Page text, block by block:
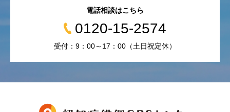
電話相談はこちら
0120-15-2574
受付：9：00～17：00（土日祝定休）